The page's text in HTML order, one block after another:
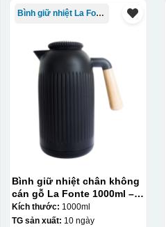
Bình giữ nhiệt La Fonte
Bình giữ nhiệt chân không
cán gỗ La Fonte 1000ml –
011679
Kích thước: 1000ml
TG sản xuất: 10 ngày